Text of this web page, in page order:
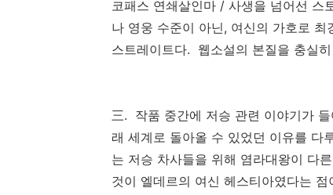
코패스 연쇄살인마 / 사생을 넘어선 스
나 영웅 수준이 아닌, 여신의 가호로
스트레이트다. 웹소설의 본질을 충실
三. 작품 중간에 저승 관련 이야기가
래 세계로 돌아올 수 있었던 이유를 다
는 저승 차사들을 위해 염라대왕이 다
것이 엘데르의 여신 헤스티아였다는